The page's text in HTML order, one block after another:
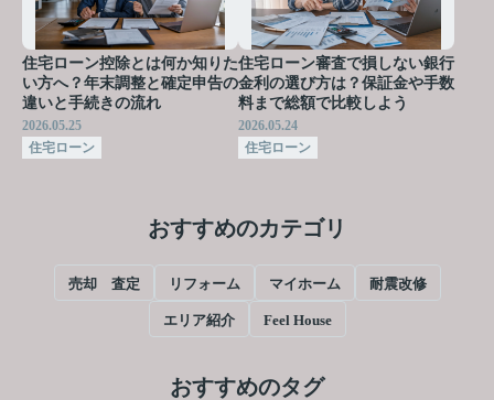
住宅ローン控除とは何か知りた
い方へ？年末調整と確定申告の
違いと手続きの流れ
2026.05.25
住宅ローン
住宅ローン審査で損しない銀行
金利の選び方は？保証金や手数
料まで総額で比較しよう
2026.05.24
住宅ローン
おすすめのカテゴリ
売却 査定 リフォーム マイホーム 耐震改修
エリア紹介 Feel House
おすすめのタグ